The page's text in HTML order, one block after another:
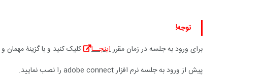
توجه!
برای ورود به جلسه در زمان مقرراینجــا کلیک کنید و با گزینۀ
پیش از ورود به جلسه نرم افزارadobe connect را نصب نمایید.